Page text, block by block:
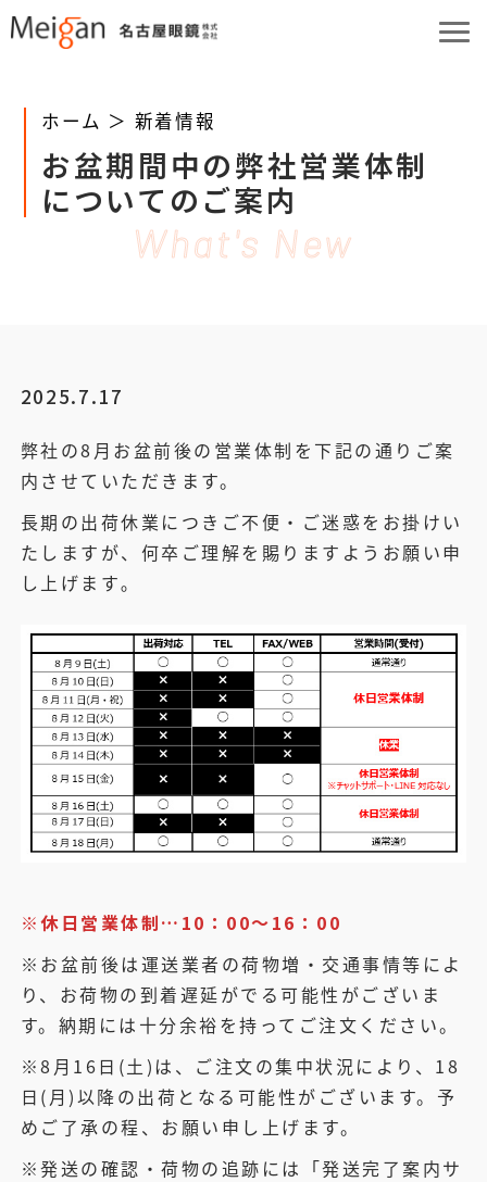
What's New
ホーム ＞ 新着情報
お盆期間中の弊社営業体制
についてのご案内
2025.7.17
弊社の8月お盆前後の営業体制を下記の通りご案
内させていただきます。
長期の出荷休業につきご不便・ご迷惑をお掛けい
たしますが、何卒ご理解を賜りますようお願い申
し上げます｡
※休日営業体制…10：00～16：00
※お盆前後は運送業者の荷物増・交通事情等によ
り、お荷物の到着遅延がでる可能性がございま
す。納期には十分余裕を持ってご注文ください。
※8月16日(土)は、ご注文の集中状況により、18
日(月)以降の出荷となる可能性がございます。予
めご了承の程、お願い申し上げます。
※発送の確認・荷物の追跡には「発送完了案内サ